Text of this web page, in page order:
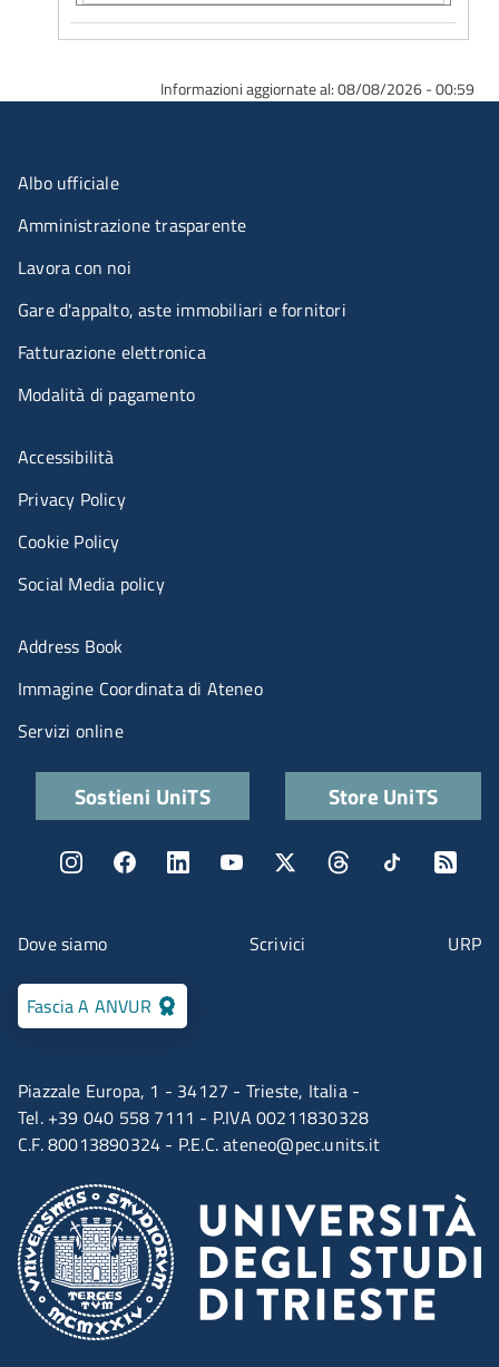
Informazioni aggiornate al: 08/08/2026 - 00:59
Piazzale Europa, 1 - 34127 - Trieste, Italia -
Tel. +39 040 558 7111 - P.IVA 00211830328
C.F. 80013890324 - P.E.C.ateneo@pec.units.it
Fascia A ANVUR
Menu contatti
Dove siamo Scrivici URP
Menu organizzazione
Albo ufficiale
Amministrazione trasparente
Lavora con noi
Gare d'appalto, aste immobiliari e fornitori
Fatturazione elettronica
Modalità di pagamento
Menù riferimenti
Accessibilità
Privacy Policy
Cookie Policy
Social Media policy
Menu portale
Address Book
Immagine Coordinata di Ateneo
Servizi online
Quick links
Sostieni UniTS Store UniTS
Menu social